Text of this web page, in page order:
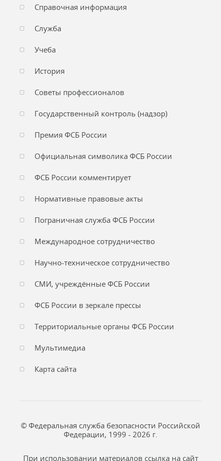
Справочная информация
Служба
Учеба
История
Советы профессионалов
Государственный контроль (надзор)
Премия ФСБ России
Официальная символика ФСБ России
ФСБ России комментирует
Нормативные правовые акты
Пограничная служба ФСБ России
Международное сотрудничество
Научно-техническое сотрудничество
СМИ, учреждённые ФСБ России
ФСБ России в зеркале прессы
Территориальные органы ФСБ России
Мультимедиа
Карта сайта
© Федеральная служба безопасности Российской
Федерации, 1999 - 2026 г.
При использовании материалов ссылка на сайт